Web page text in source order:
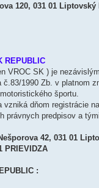
120, 031 01
REPUBLIC
VROC SK ) je
1990 Zb. v platnom
športu.
dňom registrácie
právnych predpisov a
42, 031 01
PRIEVIDZA
: